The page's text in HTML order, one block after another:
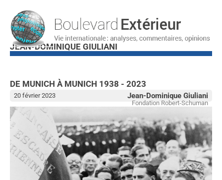
JEAN-DOMINIQUE GIULIANI
DE MUNICH À MUNICH 1938 - 2023
Jean-Dominique Giuliani
Fondation Robert-Schuman
20 février 2023